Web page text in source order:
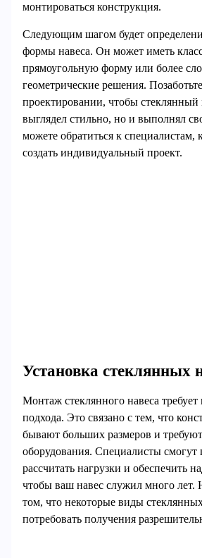
монтироваться конструкция.
Следующим шагом будет
формы навеса. Он может иметь
прямоугольную форму или более
геометрические решения.
проектировании, чтобы стеклянный
выглядел стильно, но и выполнял
можете обратиться к специалистам,
создать индивидуальный проект.
Установка стеклянных
Монтаж стеклянного навеса
подхода. Это связано с тем, что
бывают больших размеров и
оборудования. Специалисты смогут
рассчитать нагрузки и обеспечить
чтобы ваш навес служил много лет.
том, что некоторые виды
потребовать получения